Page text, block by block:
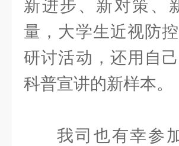
新进步、新对策、
量，大学生近视防
研讨活动，还用自
科普宣讲的新样本。
我司也有幸参